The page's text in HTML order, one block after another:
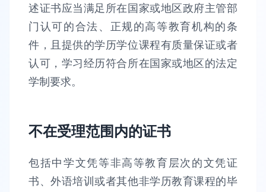
述证书应当满足所在国家或地区政府主管部
门认可的合法、正规的高等教育机构的条
件，且提供的学历学位课程有质量保证或者
认可，学习经历符合所在国家或地区的法定
学制要求。
不在受理范围内的证书
包括中学文凭等非高等教育层次的文凭证
书、外语培训或者其他非学历教育课程的毕